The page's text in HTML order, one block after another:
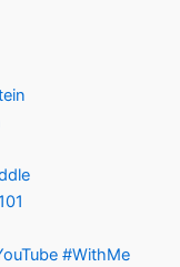
#WithMe